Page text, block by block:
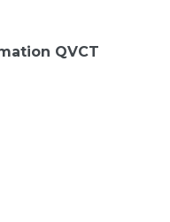
QVCT